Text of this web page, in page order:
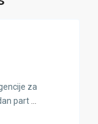
za
part